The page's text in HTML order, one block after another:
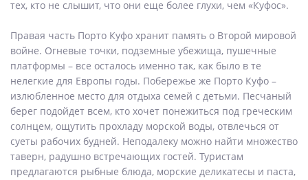
тех, кто не слышит, что они еще более глухи, чем «Куфос».
Правая часть Порто Куфо хранит память о Второй мировой
войне. Огневые точки, подземные убежища, пушечные
платформы – все осталось именно так, как было в те
нелегкие для Европы годы. Побережье же Порто Куфо –
излюбленное место для отдыха семей с детьми. Песчаный
берег подойдет всем, кто хочет понежиться под греческим
солнцем, ощутить прохладу морской воды, отвлечься от
суеты рабочих будней. Неподалеку можно найти множество
таверн, радушно встречающих гостей. Туристам
предлагаются рыбные блюда, морские деликатесы и паста,